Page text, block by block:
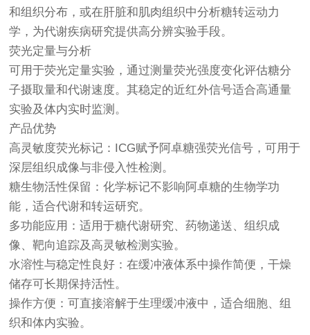
和组织分布，或在肝脏和肌肉组织中分析糖转运动力
学，为代谢疾病研究提供高分辨实验手段。
荧光定量与分析
可用于荧光定量实验，通过测量荧光强度变化评估糖分
子摄取量和代谢速度。其稳定的近红外信号适合高通量
实验及体内实时监测。
产品优势
高灵敏度荧光标记：ICG赋予阿卓糖强荧光信号，可用于
深层组织成像与非侵入性检测。
糖生物活性保留：化学标记不影响阿卓糖的生物学功
能，适合代谢和转运研究。
多功能应用：适用于糖代谢研究、药物递送、组织成
像、靶向追踪及高灵敏检测实验。
水溶性与稳定性良好：在缓冲液体系中操作简便，干燥
储存可长期保持活性。
操作方便：可直接溶解于生理缓冲液中，适合细胞、组
织和体内实验。